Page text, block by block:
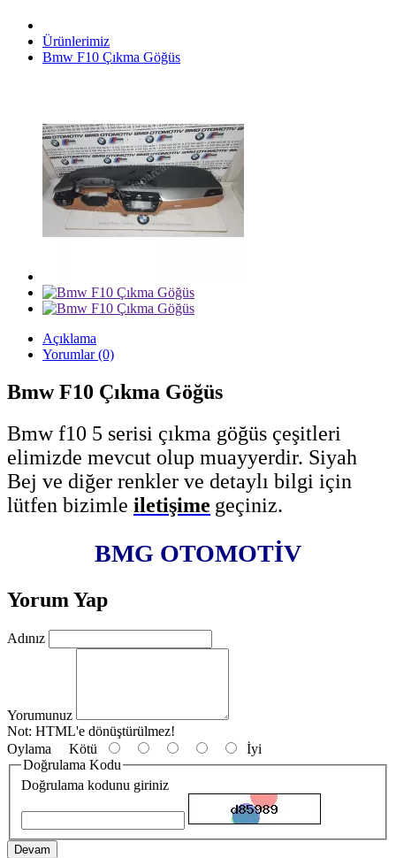
Ürünlerimiz
Bmw F10 Çıkma Göğüs
Açıklama
Yorumlar (0)
Bmw F10 Çıkma Göğüs
Bmw f10 5 serisi çıkma göğüs çeşitleri
elimizde mevcut olup muayyerdir. Siyah
Bej ve diğer renkler ve detaylı bilgi için
lütfen bizimle iletişime geçiniz.
BMG OTOMOTİV
Yorum Yap
Adınız
Yorumunuz
Not: HTML'e dönüştürülmez!
Oylama Kötü
İyi
Doğrulama Kodu
Doğrulama kodunu giriniz
Devam